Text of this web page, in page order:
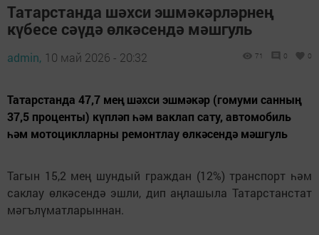
Татарстанда шәхси эшмәкәрләрнең
күбесе сәүдә өлкәсендә мәшгуль
admin, 10 май 2026 - 20:32 71 0 0
Татарстанда 47,7 мең шәхси эшмәкәр (гомуми санның
37,5 проценты) күпләп һәм ваклап сату, автомобиль
һәм мотоциклларны ремонтлау өлкәсендә мәшгуль
Тагын 15,2 мең шундый граждан (12%) транспорт һәм
саклау өлкәсендә эшли, дип аңлашыла Татарстанстат
мәгълүматларыннан.